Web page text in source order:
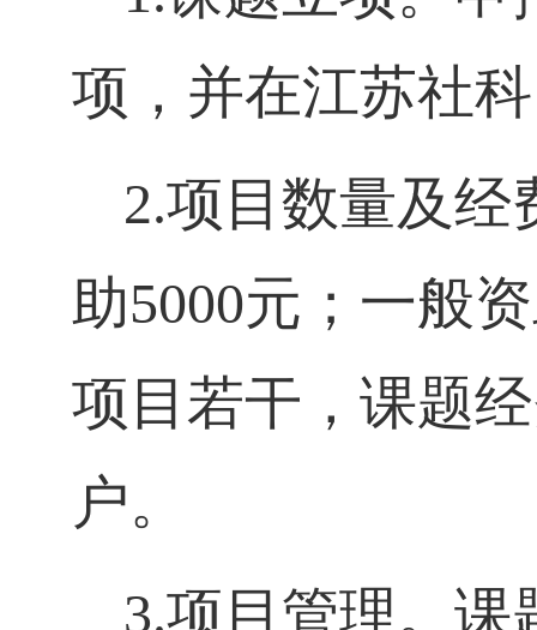
项，并在江苏社
2.项目数量及经
助5000元；一般
项目若干，课题
户。
3.项目管理。课